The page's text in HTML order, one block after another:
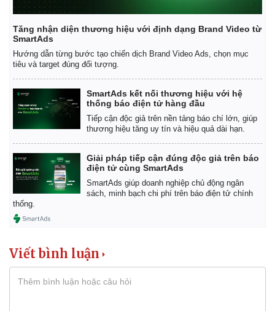
Tỷ giá
Chứng khoán
Tăng nhận diện thương hiệu với định dạng Brand Video từ
SmartAds
Hướng dẫn từng bước tạo chiến dịch Brand Video Ads, chọn mục
tiêu và target đúng đối tượng.
SmartAds kết nối thương hiệu với hệ
thống báo điện tử hàng đầu
Tiếp cận độc giả trên nền tảng báo chí lớn, giúp
thương hiệu tăng uy tín và hiệu quả dài hạn.
Giải pháp tiếp cận đúng độc giả trên báo
điện tử cùng SmartAds
SmartAds giúp doanh nghiệp chủ động ngân
sách, minh bạch chi phí trên báo điện tử chính
thống.
Viết bình luận